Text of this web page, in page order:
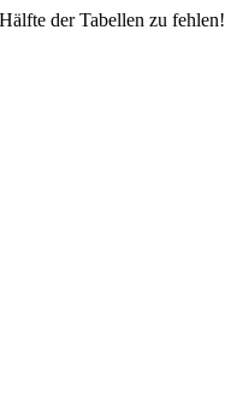
der Tabellen zu fehlen!